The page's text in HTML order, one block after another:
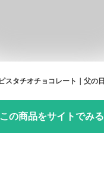
この商品をサイトでみる